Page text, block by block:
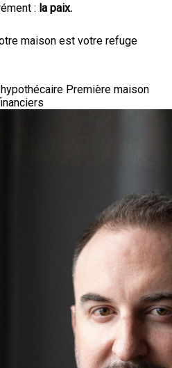
: la paix.
maison est votre refuge
Première maison